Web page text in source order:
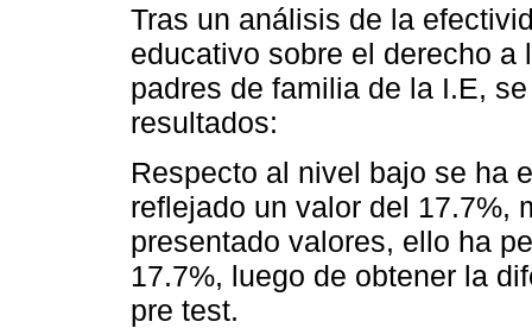
Tras un análisis de la
educativo sobre el derecho a
padres de familia de la I.E,
resultados:
Respecto al nivel bajo se ha
reflejado un valor del 17.7%,
presentado valores, ello ha
17.7%, luego de obtener la
pre test.